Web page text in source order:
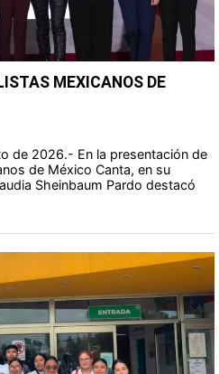
MEXICANOS DE
de 2026.- En la presentación de
de México Canta, en su
Sheinbaum Pardo destacó